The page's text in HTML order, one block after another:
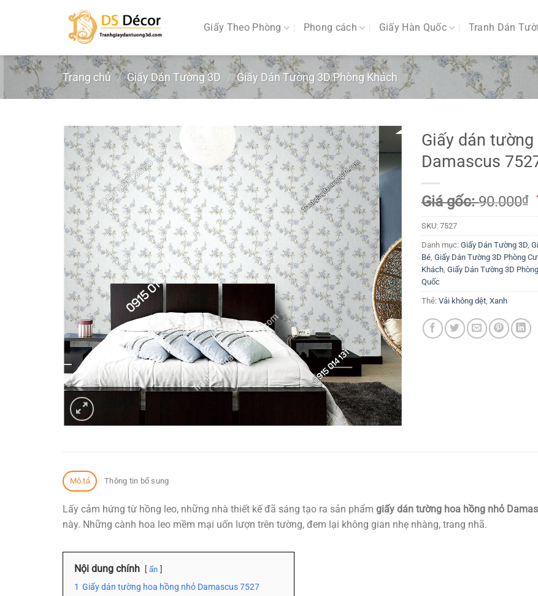
dung
Giấy Theo Phòng Phong cách Giấy Hàn Quốc Tranh Dán
Trang chủ / Giấy Dán Tường 3D / Giấy Dán Tường 3D Phòng Khách
Giấy dán
Damascus
Giá gốc:90.000₫
SKU: 7527
Danh mục: Giấy Dán Tường 3D,
Bé, Giấy Dán Tường 3D Phòng
Khách, Giấy Dán Tường 3D
Quốc
Thẻ: Vải không dệt, Xanh
Mô tả Thông tin bổ sung
Lấy cảm hứng từ hồng leo, những nhà thiết kế đã sáng tạo ra sản phẩm giấy dán tường hoa hồng nhỏ
này. Những cành hoa leo mềm mại uốn lượn trên tường, đem lại không gian nhẹ nhàng, trang nhã.
Nội dung chính ẩn
1 Giấy dán tường hoa hồng nhỏ Damascus 7527